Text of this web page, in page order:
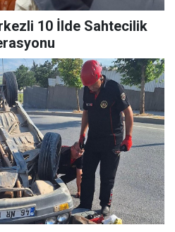
10 İlde Sahtecilik